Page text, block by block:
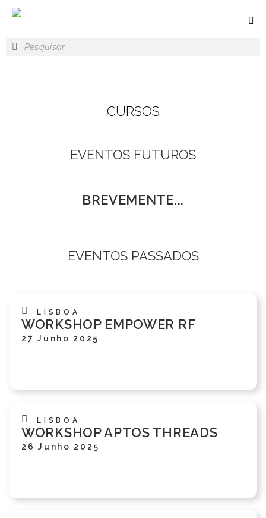
CURSOS
EVENTOS FUTUROS
BREVEMENTE...
EVENTOS PASSADOS
LISBOA
WORKSHOP EMPOWER RF
27 Junho 2025
LISBOA
WORKSHOP APTOS THREADS
26 Junho 2025